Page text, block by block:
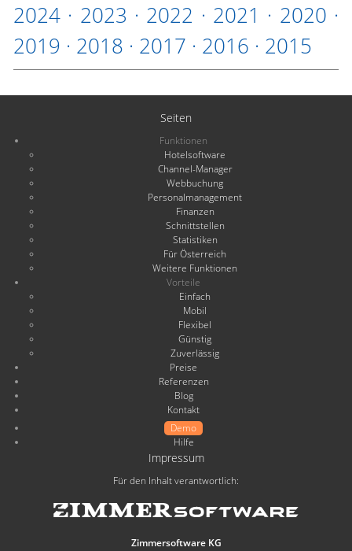
2024 · 2023 · 2022 · 2021 · 2020 ·
2019 · 2018 · 2017 · 2016 · 2015
Seiten
Funktionen
Hotelsoftware
Channel-Manager
Webbuchung
Personalmanagement
Finanzen
Schnittstellen
Statistiken
Für Österreich
Weitere Funktionen
Vorteile
Einfach
Mobil
Flexibel
Günstig
Zuverlässig
Preise
Referenzen
Blog
Kontakt
Demo
Hilfe
Impressum
Für den Inhalt verantwortlich:
Zimmersoftware KG